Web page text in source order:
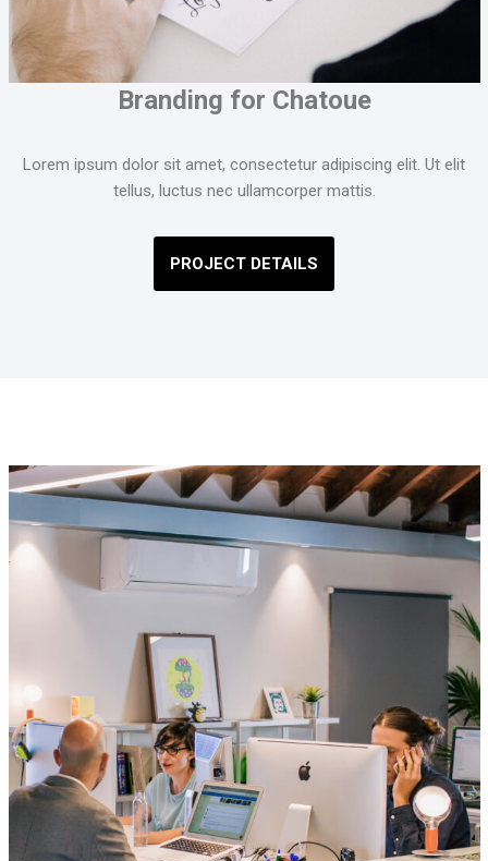
Branding for Chatoue
Lorem ipsum dolor sit amet, consectetur adipiscing elit. Ut elit
tellus, luctus nec ullamcorper mattis.
PROJECT DETAILS